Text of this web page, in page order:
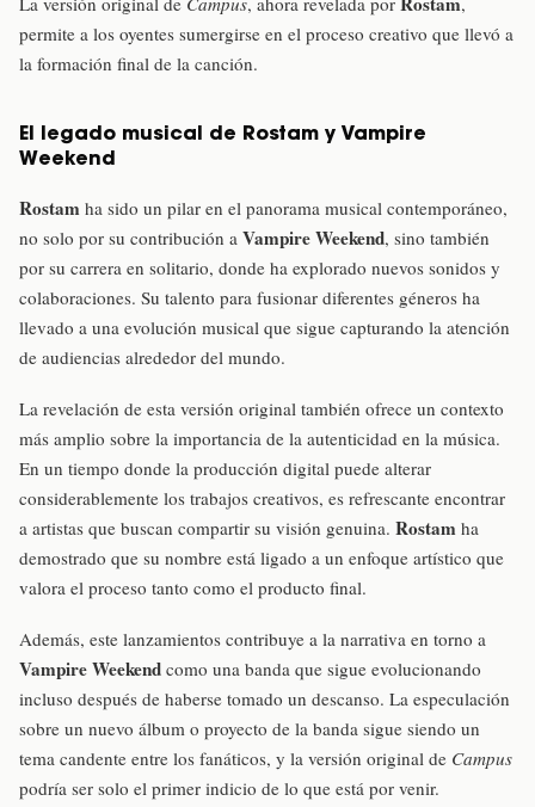
permite a los oyentes sumergirse en el proceso creativo que llevó a
la formación final de la canción.
El legado musical de Rostam y Vampire
Weekend
Rostam ha sido un pilar en el panorama musical contemporáneo,
no solo por su contribución a Vampire Weekend, sino también
por su carrera en solitario, donde ha explorado nuevos sonidos y
colaboraciones. Su talento para fusionar diferentes géneros ha
llevado a una evolución musical que sigue capturando la atención
de audiencias alrededor del mundo.
La revelación de esta versión original también ofrece un contexto
más amplio sobre la importancia de la autenticidad en la música.
En un tiempo donde la producción digital puede alterar
considerablemente los trabajos creativos, es refrescante encontrar
a artistas que buscan compartir su visión genuina. Rostam ha
demostrado que su nombre está ligado a un enfoque artístico que
valora el proceso tanto como el producto final.
Además, este lanzamientos contribuye a la narrativa en torno a
Vampire Weekend como una banda que sigue evolucionando
incluso después de haberse tomado un descanso. La especulación
sobre un nuevo álbum o proyecto de la banda sigue siendo un
tema candente entre los fanáticos, y la versión original de Campus
podría ser solo el primer indicio de lo que está por venir.